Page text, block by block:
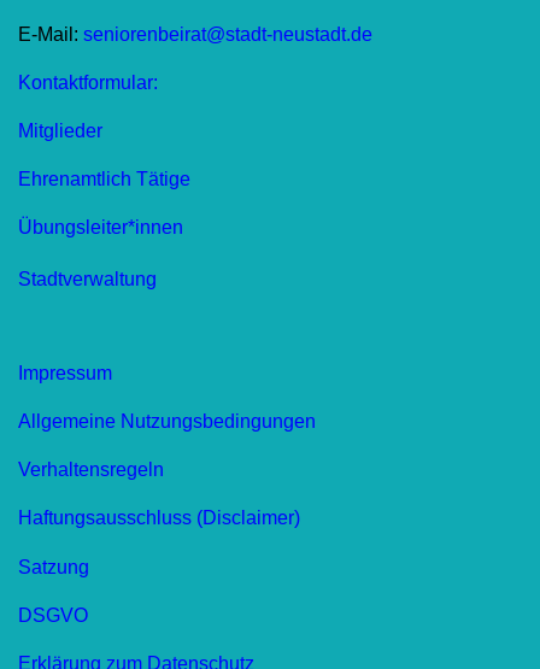
E-Mail: seniorenbeirat@stadt-neustadt.de
Kontaktformular:
Mitglieder
Ehrenamtlich Tätige
Übungsleiter*innen
Stadtverwaltung
Impressum
Allgemeine Nutzungsbedingungen
Verhaltensregeln
Haftungsausschluss (Disclaimer)
Satzung
DSGVO
Erklärung zum Datenschutz